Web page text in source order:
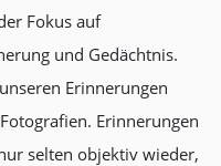
Fokus auf
und Gedächtnis.
Erinnerungen
Erinnerungen
selten objektiv wieder,